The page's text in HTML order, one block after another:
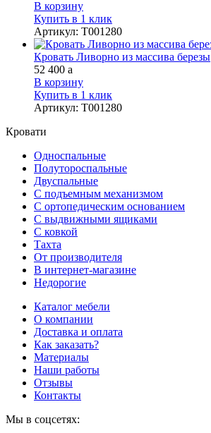
В корзину
Купить в 1 клик
Артикул: Т001280
Кровать Ливорно из массива березы
52 400 a
В корзину
Купить в 1 клик
Артикул: Т001280
Кровати
Односпальные
Полутороспальные
Двуспальные
С подъемным механизмом
С ортопедическим основанием
С выдвижными ящиками
С ковкой
Тахта
От производителя
В интернет-магазине
Недорогие
Каталог мебели
О компании
Доставка и оплата
Как заказать?
Материалы
Наши работы
Отзывы
Контакты
Мы в соцсетях: